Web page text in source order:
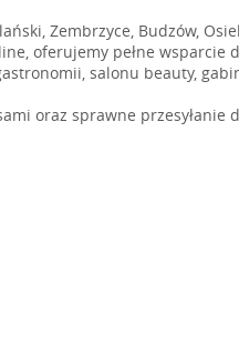
Zembrzyce, Budzów,
oferujemy pełne wsparcie
salonu beauty,
oraz sprawne przesyłanie